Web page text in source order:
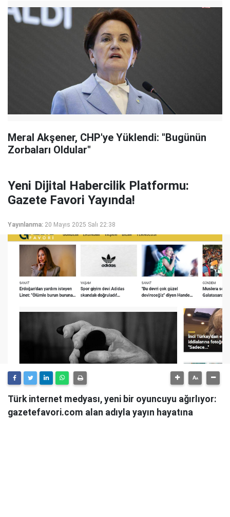
Meral Akşener, CHP'ye Yüklendi: "Bugünün
Zorbaları Oldular"
Yeni Dijital Habercilik Platformu:
Gazete Favori Yayında!
Yayınlanma: 20 Mayıs 2025 Salı 22:38
Türk internet medyası, yeni bir oyuncuyu ağırlıyor:
gazetefavori.com alan adıyla yayın hayatına